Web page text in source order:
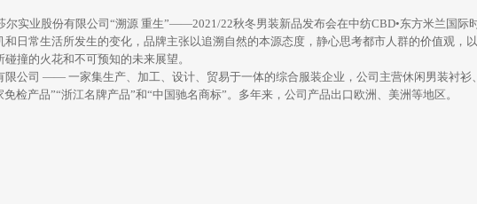
业股份有限公司“溯源 重生”——2021/22秋冬男装新品发布会在中纺CBD•东方米兰国际时
常生活所发生的变化，品牌主张以追溯自然的本源态度，静心思考都市人群的价值观，
撞的火花和不可预知的未来展望。
司 —— 一家集生产、加工、设计、贸易于一体的综合服装企业，公司主营休闲男装衬衫
检产品”“浙江名牌产品”和“中国驰名商标”。多年来，公司产品出口欧洲、美洲等地区。